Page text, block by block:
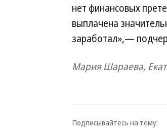
нет финансовых
выплачена
заработал»,—
Мария Шараева,
Подписывайтесь на тему: